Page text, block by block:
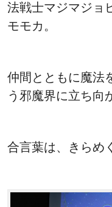
法戦士マジマジョ
モモカ。
仲間とともに魔法
う邪魔界に立ち向
合言葉は、きらめ